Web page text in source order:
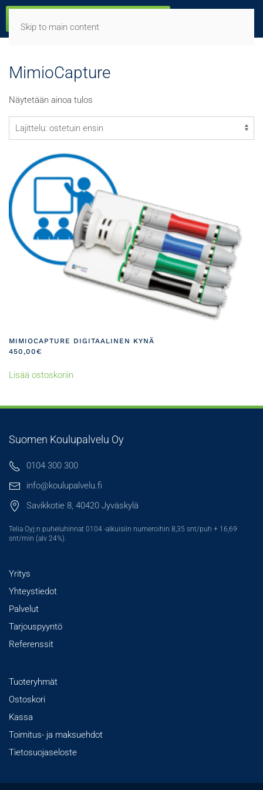
Skip to main content
MimioCapture
Näytetään ainoa tulos
MIMIOCAPTURE DIGITAALINEN KYNÄ
450,00€
Lisää ostoskoriin
Suomen Koulupalvelu Oy
0104 300 300
info@koulupalvelu.fi
Savikkotie 8, 40420 Jyväskylä
Telia Oyj:n puheluhinnat 0104 -alkuisiin numeroihin 8,35 snt/puh + 16,69
snt/min (alv 24%).
Yritys
Yhteystiedot
Palvelut
Tarjouspyyntö
Referenssit
Tuoteryhmät
Ostoskori
Kassa
Toimitus- ja maksuehdot
Tietosuojaseloste